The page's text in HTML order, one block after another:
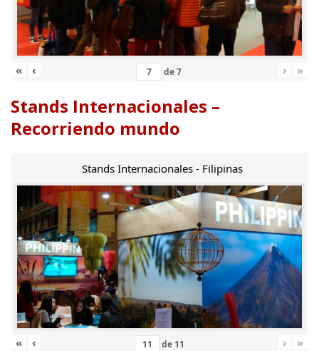
« ‹ de7 › »
Stands Internacionales –
Recorriendo mundo
Stands Internacionales - Filipinas
« ‹ de 11 › »